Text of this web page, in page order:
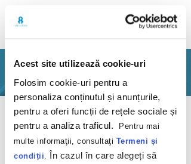
Acest site utilizează cookie-uri
Folosim cookie-uri pentru a
personaliza conținutul și anunțurile,
pentru a oferi funcții de rețele sociale și
pentru a analiza traficul.
Pentru mai
multe informaţii, consultaţi Termeni și
condiții În cazul în care alegeți să
PORTFOLIO
Back